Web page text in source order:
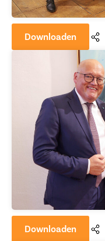
Downloaden
Downloaden